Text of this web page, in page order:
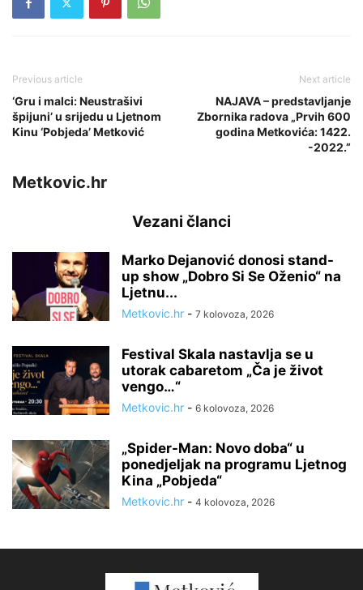
Previous article
‘Gru i malci: Neustrašivi
špijuni’ u srijedu u Ljetnom
Kinu ‘Pobjeda’ Metković
Next article
NAJAVA – predstavljanje
Zbornika radova „Prvih 600
godina Metkovića: 1422.
-2022.”
Metkovic.hr
Vezani članci
Marko Dejanović donosi stand-
up show „Dobro Si Se Oženio“ na
Ljetnu...
Metkovic.hr - 7 kolovoza, 2026
Festival Skala nastavlja se u
utorak cabaretom „Ča je život
vengo…“
Metkovic.hr - 6 kolovoza, 2026
„Spider-Man: Novo doba“ u
ponedjeljak na programu Ljetnog
Kina „Pobjeda“
Metkovic.hr - 4 kolovoza, 2026